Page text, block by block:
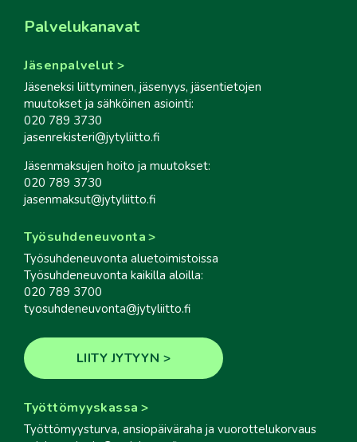
Palvelukanavat
Jäsenpalvelut
Jäseneksi liittyminen, jäsenyys, jäsentietojen
muutokset ja sähköinen asiointi:
020 789 3730
jasenrekisteri@jytyliitto.fi
Jäsenmaksujen hoito ja muutokset:
020 789 3730
jasenmaksut@jytyliitto.fi
Työsuhdeneuvonta
Työsuhdeneuvonta aluetoimistoissa
Työsuhdeneuvonta kaikilla aloilla:
020 789 3700
tyosuhdeneuvonta@jytyliitto.fi
LIITY JYTYYN
Työttömyyskassa
Työttömyysturva, ansiopäiväraha ja vuorottelukorvaus